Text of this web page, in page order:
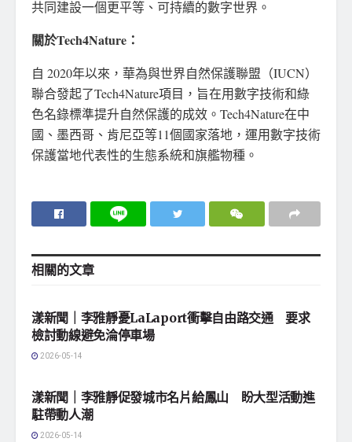
共同建設一個更平等、可持續的數字世界。
關於Tech4Nature：
自 2020年以來，華為與世界自然保護聯盟（IUCN）
聯合發起了Tech4Nature項目，旨在用數字技術和綠
色名錄標準提升自然保護的成效。Tech4Nature在中
國、墨西哥、肯尼亞等11個國家落地，運用數字技術
保護當地代表性的生態系統和旗艦物種。
相關的文章
漾新聞｜李雅靜憂LaLaport衝擊自由路交通 要求
檢討動線避免淪停車場
2026-05-14
漾新聞｜李雅靜促發城市名片給鳳山 盼大型活動進
駐帶動人潮
2026-05-14